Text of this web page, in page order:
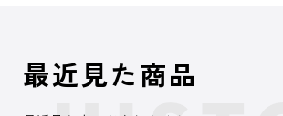
最近見た商品